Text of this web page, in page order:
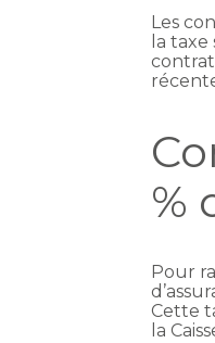
Les
la
%
Pour
Cette
la